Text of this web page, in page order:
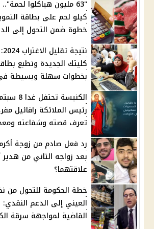
كيلو لحم على بطاقة
خطوة ضمن التحول إلى
كليتك الجديدة وتطبع
بخطوات سهلة وبسيطة
رئيس الملائكة رافائيل
تعرف قصته وشفاعته
رد فعل صادم من زوجة
بعد زواجه الثاني من هدير
علاقتهما؟
خطة الحكومة للتحول من
العيني إلى الدعم
القاضية لمواجهة سرقة